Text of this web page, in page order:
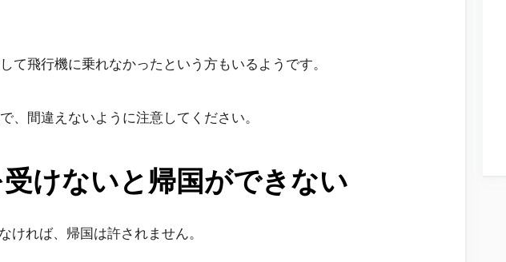
て飛行機に乗れなかったという方もいるようです。
、間違えないように注意してください。
受けないと帰国ができない
ければ、帰国は許されません。